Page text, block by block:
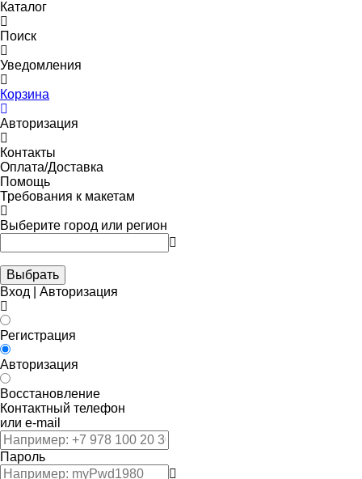
Каталог
Поиск
Уведомления
Корзина
Авторизация
Контакты
Оплата/Доставка
Помощь
Требования к макетам
Выберите город или регион
Выбрать
Вход | Авторизация
Регистрация
Авторизация
Восстановление
Контактный телефон
или e-mail
Пароль